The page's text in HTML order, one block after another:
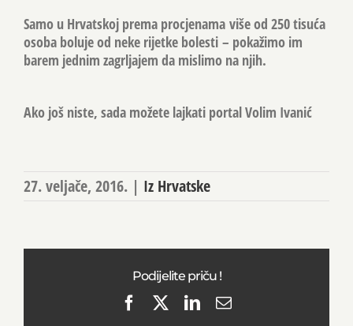
Samo u Hrvatskoj prema procjenama više od 250 tisuća
osoba boluje od neke rijetke bolesti – pokažimo im
barem jednim zagrljajem da mislimo na njih.
Ako još niste, sada možete lajkati portal Volim Ivanić
27. veljače, 2016. | Iz Hrvatske
Podijelite priču !
FacebookLinkedIn
Email